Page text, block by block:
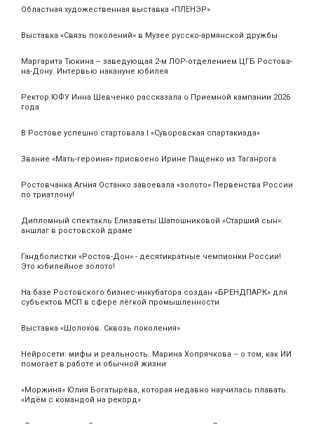
Областная художественная выставка «ПЛЕНЭР»
Выставка «Связь поколений» в Музее русско-армянской дружбы
Маргарита Тюкина – заведующая 2-м ЛОР-отделением ЦГБ Ростова-
на-Дону. Интервью накануне юбилея
Ректор ЮФУ Инна Шевченко рассказала о Приемной кампании 2026
года
В Ростове успешно стартовала I «Суворовская спартакиада»
Звание «Мать‑героиня» присвоено Ирине Пащенко из Таганрога
Ростовчанка Агния Останко завоевала «золото» Первенства России
по триатлону!
Дипломный спектакль Елизаветы Шапошниковой «Старший сын»:
аншлаг в ростовской драме
Гандболистки «Ростов-Дон» - десятикратные чемпионки России!
Это юбилейное золото!
На базе Ростовского бизнес-инкубатора создан «БРЕНДПАРК» для
субъектов МСП в сфере лёгкой промышленности
Выставка «Шолохов. Сквозь поколения»
Нейросети: мифы и реальность. Марина Хопрячкова – о том, как ИИ
помогает в работе и обычной жизни
«Моржиня» Юлия Богатырёва, которая недавно научилась плавать:
«Идём с командой на рекорд»